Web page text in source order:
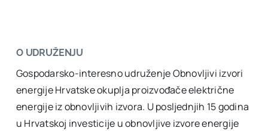
O UDRUŽENJU
Gospodarsko-interesno udruženje Obnovljivi izvori
energije Hrvatske okuplja proizvođače električne
energije iz obnovljivih izvora. U posljednjih 15 godina
u Hrvatskoj investicije u obnovljive izvore energije